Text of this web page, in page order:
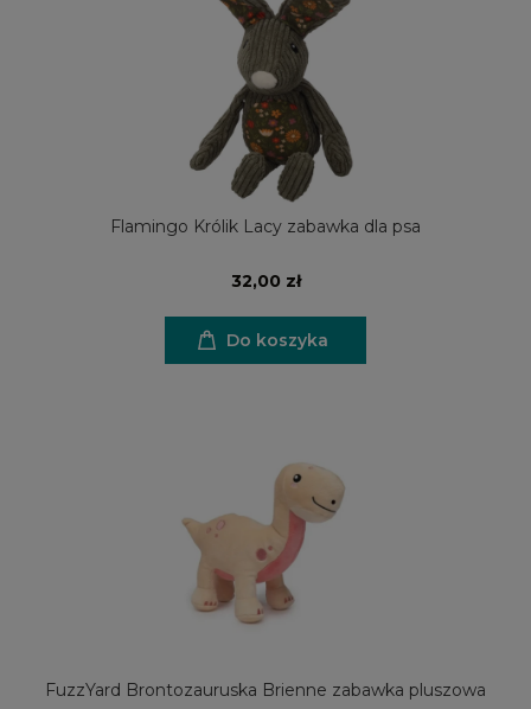
Flamingo Królik Lacy zabawka dla psa
32,00 zł
Do koszyka
FuzzYard Brontozauruska Brienne zabawka pluszowa